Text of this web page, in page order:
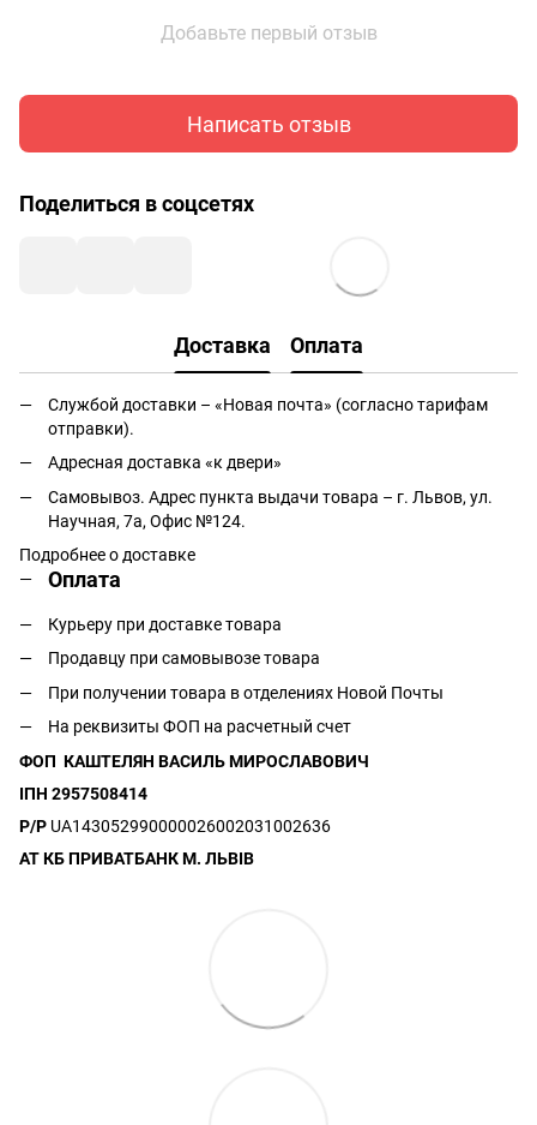
Добавьте первый отзыв
Написать отзыв
Поделиться в соцсетях
Доставка Оплата
Службой доставки – «Новая почта» (согласно тарифам
отправки).
Адресная доставка «к двери»
Самовывоз. Адрес пункта выдачи товара – г. Львов, ул.
Научная, 7а, Офис №124.
Подробнее о доставке
Оплата
Курьеру при доставке товара
Продавцу при самовывозе товара
При получении товара в отделениях Новой Почты
На реквизиты ФОП на расчетный счет
ФОП КАШТЕЛЯН ВАСИЛЬ МИРОСЛАВОВИЧ
ІПН 2957508414
Р/Р UA143052990000026002031002636
АТ КБ ПРИВАТБАНК М. ЛЬВІВ